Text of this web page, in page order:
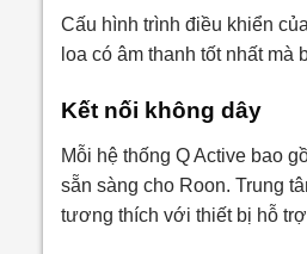
Cấu hình trình điều khiển
loa có âm thanh tốt nhất mà
Kết nối không dây
Mỗi hệ thống Q Active bao
sẵn sàng cho Roon. Trung
tương thích với thiết bị hỗ